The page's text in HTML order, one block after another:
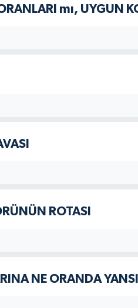
mı, UYGUN
ROTASI
NE ORANDA